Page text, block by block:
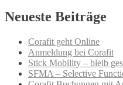
Neueste Beiträge
Corafit geht Online
Anmeldung bei Corafit
Stick Mobility – bleib
SFMA – Selective